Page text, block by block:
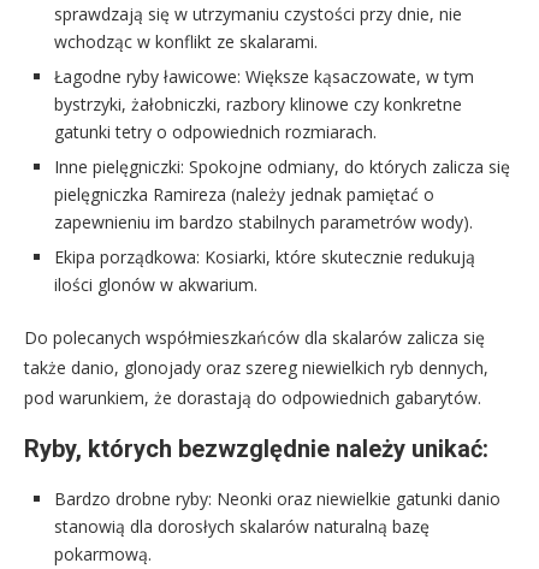
sprawdzają się w utrzymaniu czystości przy dnie, nie
wchodząc w konflikt ze skalarami.
Łagodne ryby ławicowe: Większe kąsaczowate, w tym
bystrzyki, żałobniczki, razbory klinowe czy konkretne
gatunki tetry o odpowiednich rozmiarach.
Inne pielęgniczki: Spokojne odmiany, do których zalicza się
pielęgniczka Ramireza (należy jednak pamiętać o
zapewnieniu im bardzo stabilnych parametrów wody).
Ekipa porządkowa: Kosiarki, które skutecznie redukują
ilości glonów w akwarium.
Do polecanych współmieszkańców dla skalarów zalicza się
także danio, glonojady oraz szereg niewielkich ryb dennych,
pod warunkiem, że dorastają do odpowiednich gabarytów.
Ryby, których bezwzględnie należy unikać:
Bardzo drobne ryby: Neonki oraz niewielkie gatunki danio
stanowią dla dorosłych skalarów naturalną bazę
pokarmową.